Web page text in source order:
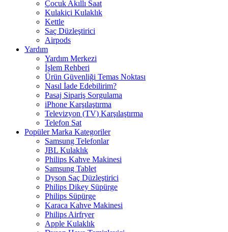
Çocuk Akıllı Saat
Kulakiçi Kulaklık
Kettle
Saç Düzleştirici
Airpods
Yardım
Yardım Merkezi
İşlem Rehberi
Ürün Güvenliği Temas Noktası
Nasıl İade Edebilirim?
Pasaj Sipariş Sorgulama
iPhone Karşılaştırma
Televizyon (TV) Karşılaştırma
Telefon Sat
Popüler Marka Kategoriler
Samsung Telefonlar
JBL Kulaklık
Philips Kahve Makinesi
Samsung Tablet
Dyson Saç Düzleştirici
Philips Dikey Süpürge
Philips Süpürge
Karaca Kahve Makinesi
Philips Airfryer
Apple Kulaklık